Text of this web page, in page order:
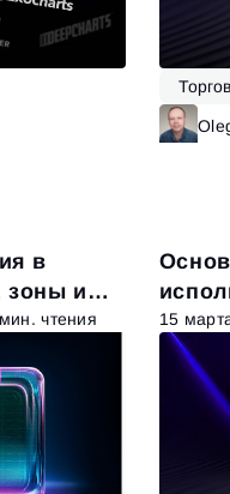
в
зоны и
чтения 15